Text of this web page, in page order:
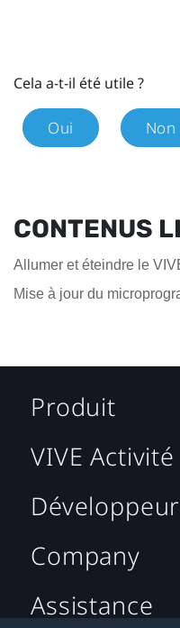
Cela a-t-il été utile ?
Oui Non
CONTENUS
Allumer et éteindre le
Mise à jour du
Produit
VIVE Activité
Company
Assistance